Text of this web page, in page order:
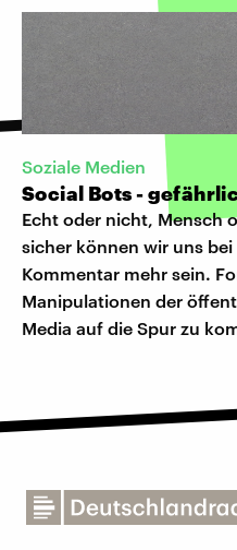
Soziale Medien
Social Bots -
Echt oder nicht, Mensch
sicher können wir uns
Kommentar mehr sein.
Manipulationen der
Media auf die Spur zu